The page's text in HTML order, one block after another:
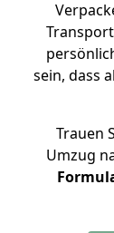
sein, dass
Trauen
Umzug